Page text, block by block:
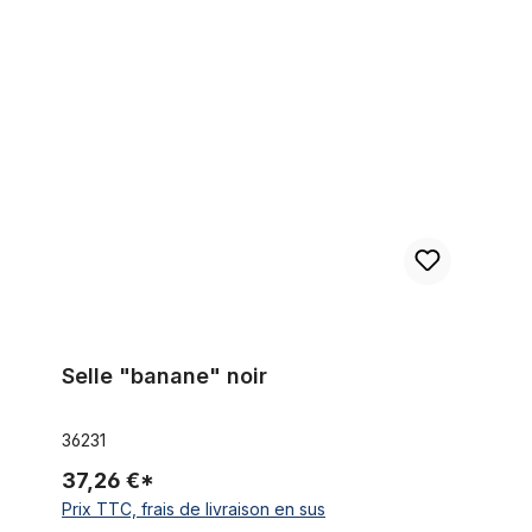
Selle "banane" noir
36231
37,26 €*
Prix TTC, frais de livraison en sus